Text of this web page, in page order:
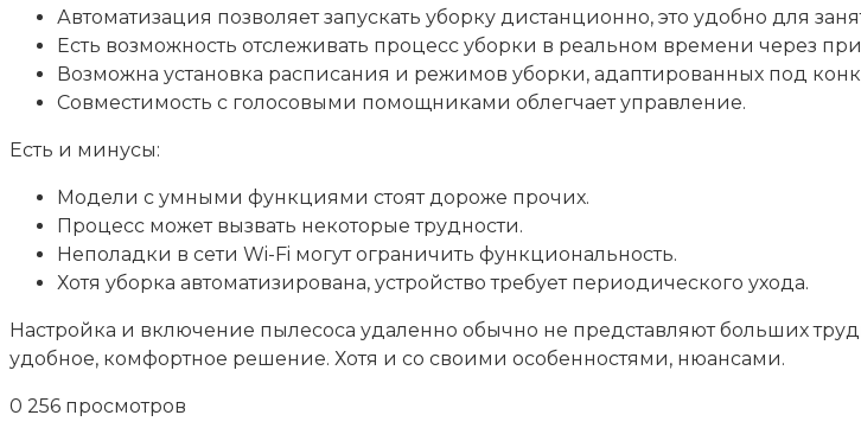
Автоматизация позволяет запускать уборку дистанционно, это удобно для
Есть возможность отслеживать процесс уборки в реальном времени через
Возможна установка расписания и режимов уборки, адаптированных под
Совместимость с голосовыми помощниками облегчает управление.
Есть и минусы:
Модели с умными функциями стоят дороже прочих.
Процесс может вызвать некоторые трудности.
Неполадки в сети Wi-Fi могут ограничить функциональность.
Хотя уборка автоматизирована, устройство требует периодического ухода.
Настройка и включение пылесоса удаленно обычно не представляют больших
удобное, комфортное решение. Хотя и со своими особенностями, нюансами.
0 256 просмотров